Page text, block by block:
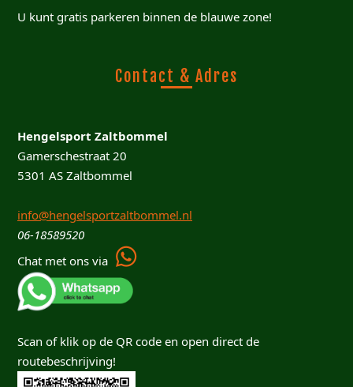
U kunt gratis parkeren binnen de blauwe zone!
Contact & Adres
Hengelsport Zaltbommel
Gamerschestraat 20
5301 AS Zaltbommel
info@hengelsportzaltbommel.nl
06-18589520
Chat met ons via
Scan of klik op de QR code en open direct de
routebeschrijving!